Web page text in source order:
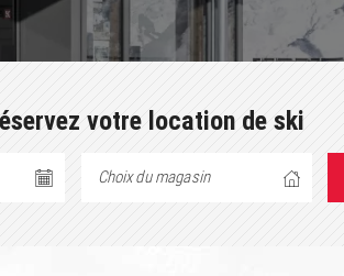
votre location de ski